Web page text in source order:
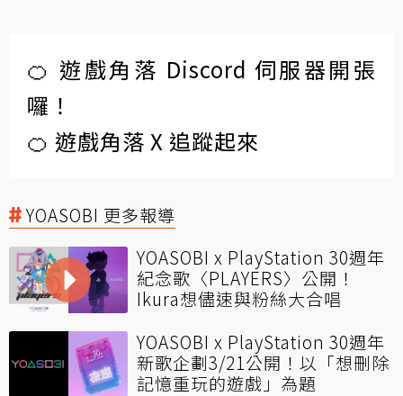
🍊 遊戲角落 Discord 伺服器開張
囉！
🍊 遊戲角落 X 追蹤起來
YOASOBI 更多報導
YOASOBI x PlayStation 30週年
紀念歌〈PLAYERS〉公開！
Ikura想儘速與粉絲大合唱
YOASOBI x PlayStation 30週年
新歌企劃3/21公開！以「想刪除
記憶重玩的遊戲」為題